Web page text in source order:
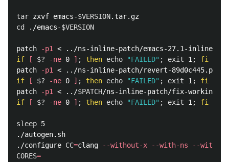
tar zxvf emacs-$VERSION
cd
./emacs-$VERSION
patch
-p1
if
[ $? -ne 0 ] ; then echo "FAILED" ; exit 1;
patch
-p1
if
[ $? -ne 0 ] ; then echo "FAILED" ; exit 1;
patch
-p1 < ../$PATCH
if
[ $? -ne 0 ] ; then echo "FAILED" ; exit 1; fi
sleep 5
./autogen.sh
./configure CC=clang --without-x --with-ns
--with-
CORES=